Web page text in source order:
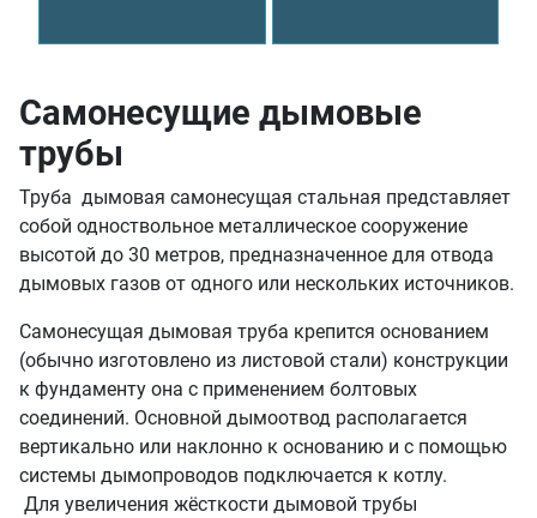
Самонесущие дымовые
трубы
Труба дымовая самонесущая стальная представляет
собой одноствольное металлическое сооружение
высотой до 30 метров, предназначенное для отвода
дымовых газов от одного или нескольких источников.
Самонесущая дымовая труба крепится основанием
(обычно изготовлено из листовой стали) конструкции
к фундаменту она с применением болтовых
соединений. Основной дымоотвод располагается
вертикально или наклонно к основанию и с помощью
системы дымопроводов подключается к котлу.
Для увеличения жёсткости дымовой трубы